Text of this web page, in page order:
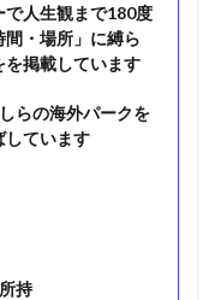
人生観まで180度
・場所」に縛ら
掲載しています
らの海外パークを
しています
持